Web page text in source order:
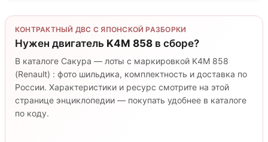
КОНТРАКТНЫЙ ДВС С ЯПОНСКОЙ РАЗБОРКИ
Нужен двигатель K4M 858 в сборе?
В каталоге Сакура — лоты с маркировкой K4M 858
(Renault) : фото шильдика, комплектность и доставка по
России. Характеристики и ресурс смотрите на этой
странице энциклопедии — покупать удобнее в каталоге
по коду.